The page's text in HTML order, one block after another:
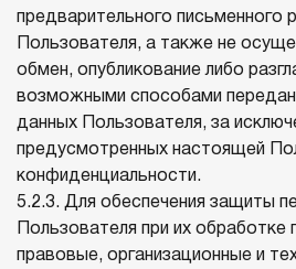
предварительного письменного
Пользователя, а также не
обмен, опубликование либо
возможными способами
данных Пользователя, за
предусмотренных настоящей
конфиденциальности.
5.2.3. Для обеспечения защиты
Пользователя при их
правовые, организационные и